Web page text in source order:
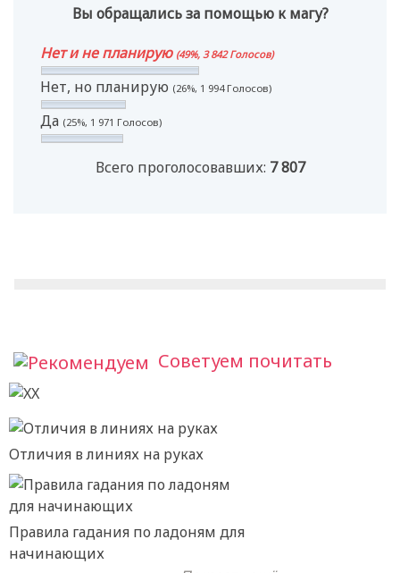
Вы обращались за помощью к магу?
Нет и не планирую (49%, 3 842 Голосов)
Нет, но планирую (26%, 1 994 Голосов)
Да (25%, 1 971 Голосов)
Всего проголосовавших: 7 807
Советуем почитать
X
Отличия в линиях на руках
Правила гадания по ладоням для
начинающих